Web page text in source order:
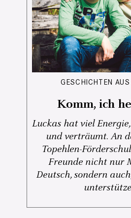
GESCHICHTEN
Komm, ich
Luckas hat viel
und verträumt. An
Topehlen-
Freunde nicht nur
Deutsch, sondern